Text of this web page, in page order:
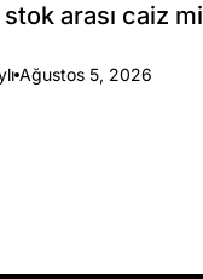
arası caiz
Ağustos 5, 2026